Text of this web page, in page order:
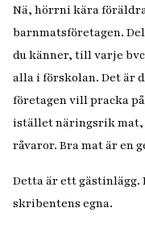
Nä, hörrni kära
barnmatsföretagen.
du känner, till varje
alla i förskolan. Det är
företagen vill pracka
istället näringsrik mat,
råvaror. Bra mat är en
Detta är ett
skribentens egna.